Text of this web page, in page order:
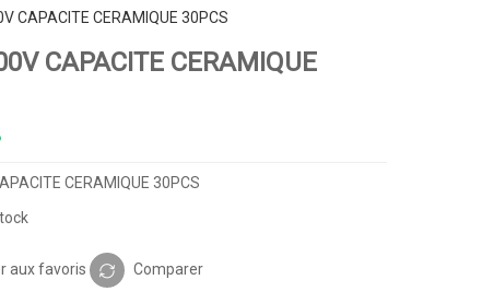
CAPACITE CERAMIQUE 30PCS
CAPACITE CERAMIQUE
CERAMIQUE 30PCS
aux favoris Comparer